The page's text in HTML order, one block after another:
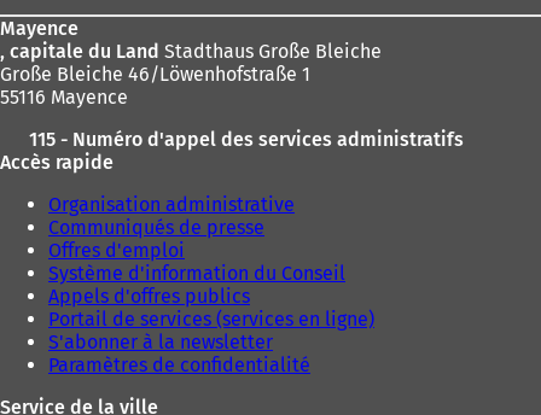
Mayence
, capitale du Land Stadthaus Große Bleiche
Große Bleiche 46/Löwenhofstraße 1
55116 Mayence
115 - Numéro d'appel des services administratifs
Accès rapide
Organisation administrative
Communiqués de presse
Offres d'emploi
Système d'information du Conseil
Appels d'offres publics
Portail de services (services en ligne)
S'abonner à la newsletter
Paramètres de confidentialité
Service de la ville